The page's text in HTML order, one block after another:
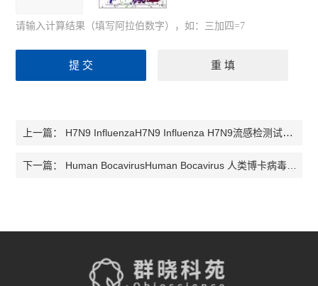
请输入计算结果（填写阿拉伯数字），如：三加四=7
上一篇： H7N9 InfluenzaH7N9 Influenza H7N9流感检测试剂盒
下一篇： Human BocavirusHuman Bocavirus 人类博卡病毒检测试剂盒